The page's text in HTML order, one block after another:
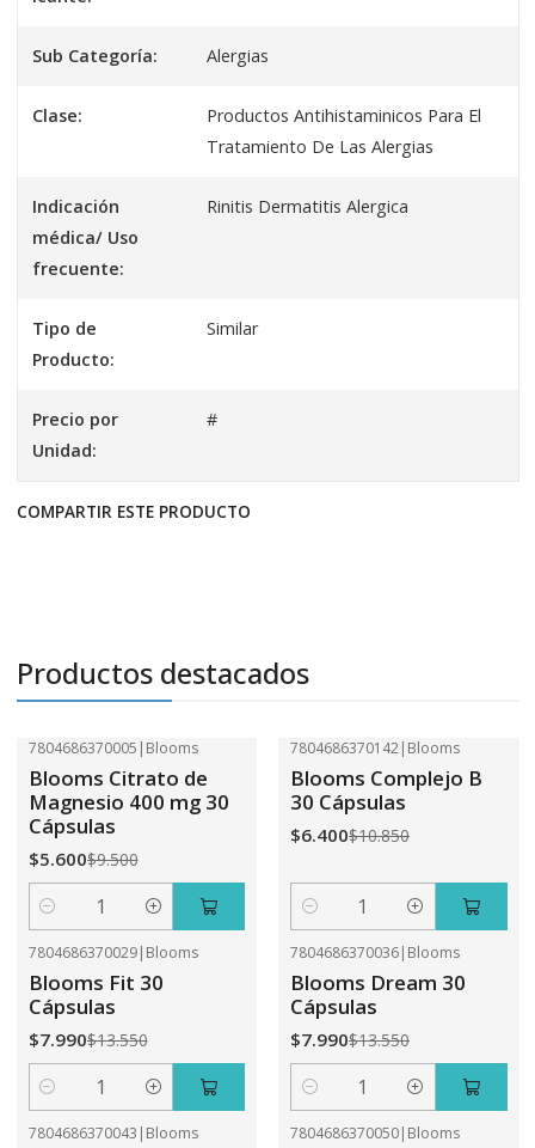
Sub Categoría: Alergias
Clase:
Productos Antihistaminicos Para El
Tratamiento De Las Alergias
Indicación
médica/ Uso
frecuente:
Rinitis Dermatitis Alergica
Tipo de
Producto:
Similar
Precio por
Unidad:
#
COMPARTIR ESTE PRODUCTO
Productos destacados
7804686370005 | Blooms
Blooms Citrato de
Magnesio 400 mg 30
Cápsulas
$5.600$9.500
Cantidad
7804686370142| Blooms
Blooms Complejo B
30 Cápsulas
$6.400$10.850
Cantidad
7804686370029| Blooms
Blooms Fit 30
Cápsulas
$7.990$13.550
Cantidad
7804686370036| Blooms
Blooms Dream 30
Cápsulas
$7.990$13.550
Cantidad
7804686370043 | Blooms 7804686370050| Blooms